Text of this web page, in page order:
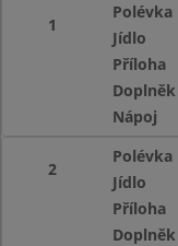
1
Polévka
Jídlo
Příloha
Doplněk
Nápoj
2
Polévka
Jídlo
Příloha
Doplněk